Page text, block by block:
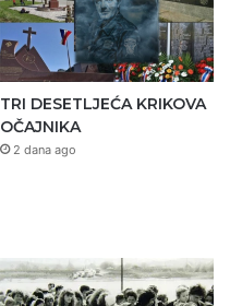
TRI DESETLJEĆA KRIKOVA
OČAJNIKA
2 dana ago